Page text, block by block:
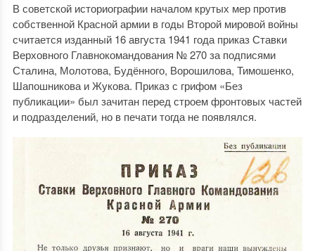
В советской историографии началом крутых мер против
собственной Красной армии в годы Второй мировой войны
считается изданный 16 августа 1941 года приказ Ставки
Верховного Главнокомандования № 270 за подписями
Сталина, Молотова, Будённого, Ворошилова, Тимошенко,
Шапошникова и Жукова. Приказ с грифом «Без
публикации» был зачитан перед строем фронтовых частей
и подразделений, но в печати тогда не появлялся.